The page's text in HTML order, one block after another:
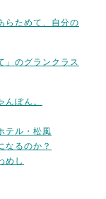
らためて、自分の
」のグランクラス
ぽん。
テル・松風
なるのか？
めし